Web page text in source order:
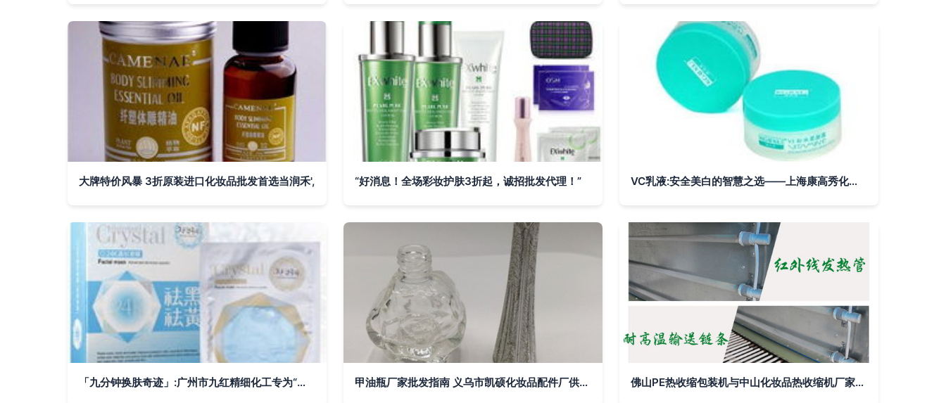
大牌特价风暴 3折原装进口化妆品批发首选当润禾', “好消息！全场彩妆护肤3折起，诚招批发代理！” VC乳液:安全美白的智慧之选——上海康高秀化妆品批发解析
「九分钟换肤奇迹」:广州市九红精细化工专为“黄黑肌”逆袭而生的光彩法案 甲油瓶厂家批发指南 义乌市凯硕化妆品配件厂供应优质甲油胶瓶与玻璃指甲油瓶 佛山PE热收缩包装机与中山化妆品热收缩机厂家价格、图片、批发全解析